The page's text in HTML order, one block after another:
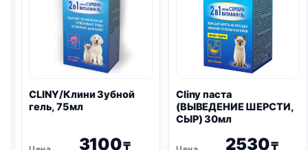
CLINY/Клини Зубной
гель, 75мл
3100₸
Cliny паста
(ВЫВЕДЕНИЕ ШЕРСТИ,
СЫР) 30мл
2530₸